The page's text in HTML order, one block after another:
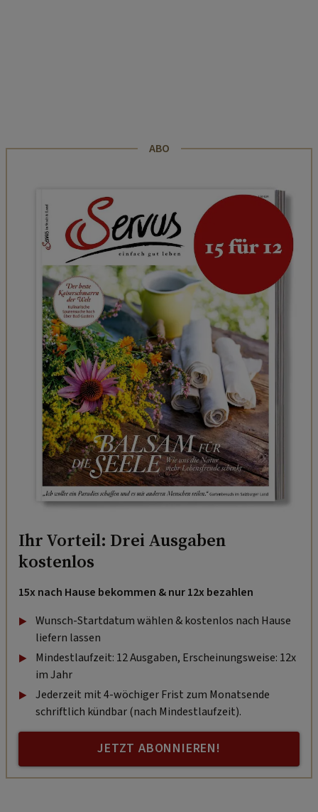
ABO
Ihr Vorteil: Drei Ausgaben
kostenlos
15x nach Hause bekommen & nur 12x bezahlen
Wunsch-Startdatum wählen & kostenlos nach Hause
liefern lassen
Mindestlaufzeit: 12 Ausgaben, Erscheinungsweise: 12x
im Jahr
Jederzeit mit 4-wöchiger Frist zum Monatsende
schriftlich kündbar (nach Mindestlaufzeit).
JETZT ABONNIEREN!